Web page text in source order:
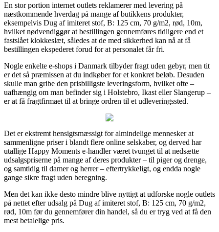
En stor portion internet outlets reklamerer med levering på
næstkommende hverdag på mange af butikkens produkter,
eksempelvis Dug af imiteret stof, B: 125 cm, 70 g/m2, rød, 10m,
hvilket nødvendiggør at bestillingen gennemføres tidligere end et
fastslået klokkeslæt, således at de med sikkerhed kan nå at få
bestillingen ekspederet forud for at personalet får fri.
Nogle enkelte e-shops i Danmark tilbyder fragt uden gebyr, men tit
er det så præmissen at du indkøber for et konkret beløb. Desuden
skulle man gribe den prisbilligste leveringsform, hvilket ofte –
uafhængig om man befinder sig i Holstebro, Ikast eller Slangerup –
er at få fragtfirmaet til at bringe ordren til et udleveringssted.
Det er ekstremt hensigtsmæssigt for almindelige mennesker at
sammenligne priser i blandt flere online selskaber, og derved har
utallige Happy Moments e-handler været tvunget til at nedsætte
udsalgspriserne på mange af deres produkter – til piger og drenge,
og samtidig til damer og herrer – eftertrykkeligt, og endda nogle
gange sikre fragt uden beregning.
Men det kan ikke desto mindre blive nyttigt at udforske nogle outlets
på nettet efter udsalg på Dug af imiteret stof, B: 125 cm, 70 g/m2,
rød, 10m før du gennemfører din handel, så du er tryg ved at få den
mest betalelige pris.